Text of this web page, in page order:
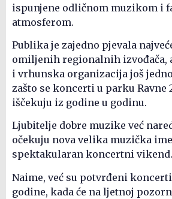
ispunjene odličnom muzikom i
atmosferom.
Publika je zajedno pjevala
omiljenih regionalnih izvođača,
i vrhunska organizacija još
zašto se koncerti u parku Ravne
iščekuju iz godine u godinu.
Ljubitelje dobre muzike već
očekuju nova velika muzička
spektakularan koncertni vikend.
Naime, već su potvrđeni koncerti
godine, kada će na ljetnoj